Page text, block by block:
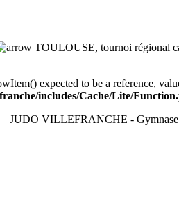
TOULOUSE, tournoi régional
expected to be a reference,
includes/Cache/Lite/
JUDO VILLEFRANCHE - Gymnase